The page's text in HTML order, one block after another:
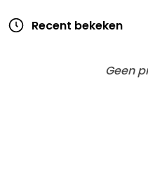
Recent bekeken
Geen